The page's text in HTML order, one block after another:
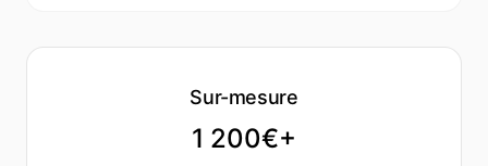
Sur-mesure
1 200€+